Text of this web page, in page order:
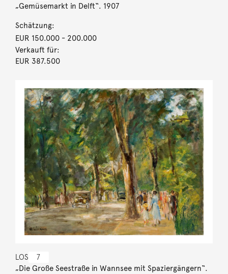
„Gemüsemarkt in Delft“. 1907
Schätzung:
EUR 150.000- 200.000
Verkauft für:
EUR 387.500
LOS 7
„Die Große Seestraße in Wannsee mit Spaziergängern“.